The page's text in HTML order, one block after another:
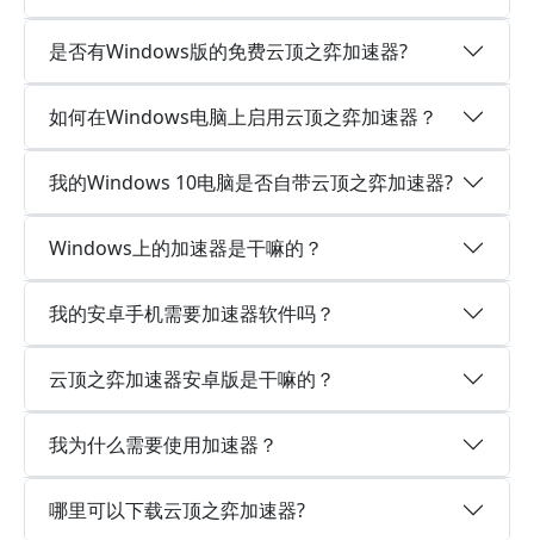
是否有Windows版的免费云顶之弈加速器?
如何在Windows电脑上启用云顶之弈加速器？
我的Windows 10电脑是否自带云顶之弈加速器?
Windows上的加速器是干嘛的？
我的安卓手机需要加速器软件吗？
云顶之弈加速器安卓版是干嘛的？
我为什么需要使用加速器？
哪里可以下载云顶之弈加速器?